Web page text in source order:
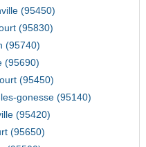
(95450)
(95830)
(95740)
(95690)
(95450)
gonesse (95140)
(95420)
(95650)